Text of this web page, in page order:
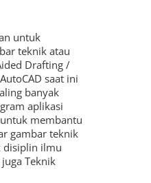
untuk
teknik atau
Drafting /
saat ini
banyak
aplikasi
membantu
gambar teknik
disiplin ilmu
Teknik